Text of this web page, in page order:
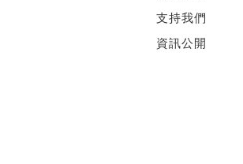
支持我們
資訊公開